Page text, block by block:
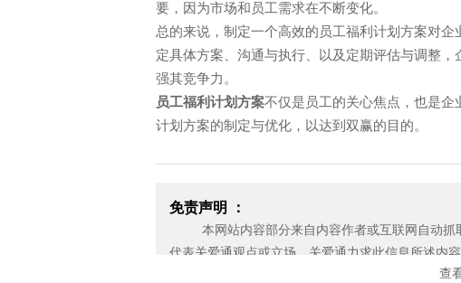
要，因为市场和员工需求在不断变化。
总的来说，制定一个高效的员工福利计划方案对
定具体方案、沟通与执行、以及定期评估与调整
强其竞争力。
员工福利计划方案不仅是员工的关心焦点，也是企
计划方案的制定与优化，以达到双赢的目的。
免责声明 ：
本网站内容部分来自内容作者或互联网自动抓
代表关爱通观点或立场。关爱通力求此信息所述内
性，也不保证未来内容不会发生变更。 如本网展查
2019年 2 月 26 日